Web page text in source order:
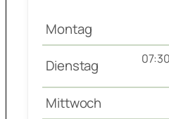
Montag
Dienstag
Mittwoch